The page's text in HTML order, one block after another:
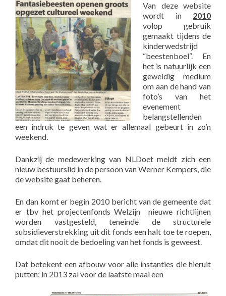
Van deze website
wordt in 2010
volop gebruik
gemaakt tijdens de
kinderwedstrijd
“beestenboel“. En
het is natuurlijk een
geweldig medium
om aan de hand van
foto’s van het
evenement
belangstellenden
een indruk te geven wat er allemaal gebeurt in zo’n
weekend.
Dankzij de medewerking van NLDoet meldt zich een
nieuw bestuurslid in de persoon van Werner Kempers, die
de website gaat beheren.
En dan komt er begin 2010 bericht van de gemeente dat
er tbv het projectenfonds Welzijn nieuwe richtlijnen
worden vastgesteld, teneinde de structurele
subsidieverstrekking uit dit fonds een halt toe te roepen,
omdat dit nooit de bedoeling van het fonds is geweest.
Dat betekent een afbouw voor alle instanties die hieruit
putten; in 2013 zal voor de laatste maal een